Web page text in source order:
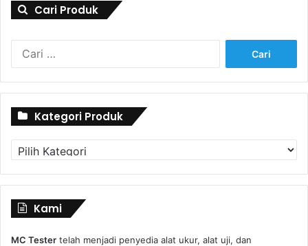
Cari Produk
Kategori Produk
Kategori
Produk
Kami
MC Tester telah menjadi penyedia alat ukur, alat uji, dan